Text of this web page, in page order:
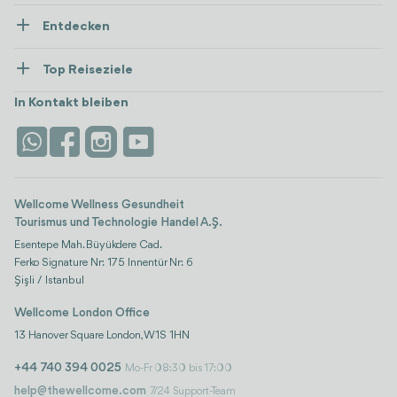
Presse
Vertrauen & Sicherheit
Kontaktieren Sie uns
Entdecken
Wellness
Unterkünfte
Attraktionen
Bewertungen
Top Reiseziele
Alle anzeigen
Istanbul
In Kontakt bleiben
Wellcome Wellness Gesundheit
Tourismus und Technologie Handel A.Ş.
Esentepe Mah. Büyükdere Cad.
Ferko Signature Nr: 175 Innentür Nr: 6
Şişli / Istanbul
Wellcome London Office
13 Hanover Square London, W1S 1HN
+44 740 394 0025 Mo-Fr 08:30 bis 17:00
help@thewellcome.com 7/24 Support-Team